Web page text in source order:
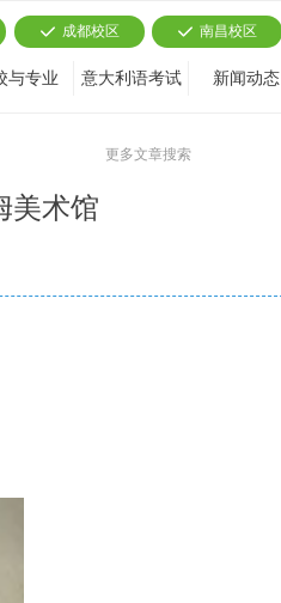
与专业 意大利语考试 新闻动态
끳 成都校区 끳 南昌校区
美术馆